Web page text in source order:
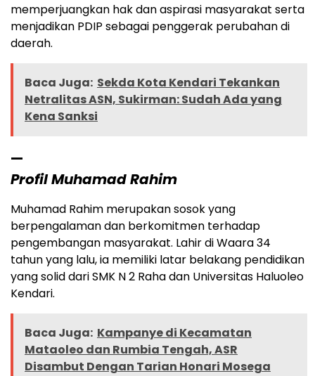
memperjuangkan hak dan aspirasi masyarakat serta
menjadikan PDIP sebagai penggerak perubahan di
daerah.
Baca Juga: Sekda Kota Kendari Tekankan
Netralitas ASN, Sukirman: Sudah Ada yang
Kena Sanksi
—
Profil Muhamad Rahim
Muhamad Rahim merupakan sosok yang
berpengalaman dan berkomitmen terhadap
pengembangan masyarakat. Lahir di Waara 34
tahun yang lalu, ia memiliki latar belakang pendidikan
yang solid dari SMK N 2 Raha dan Universitas Haluoleo
Kendari.
Baca Juga: Kampanye di Kecamatan
Mataoleo dan Rumbia Tengah, ASR
Disambut Dengan Tarian Honari Mosega